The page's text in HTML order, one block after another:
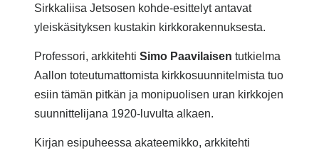
Sirkkaliisa Jetsosen kohde-esittelyt antavat
yleiskäsityksen kustakin kirkkorakennuksesta.
Professori, arkkitehti Simo Paavilaisen tutkielma
Aallon toteutumattomista kirkkosuunnitelmista tuo
esiin tämän pitkän ja monipuolisen uran kirkkojen
suunnittelijana 1920-luvulta alkaen.
Kirjan esipuheessa akateemikko, arkkitehti